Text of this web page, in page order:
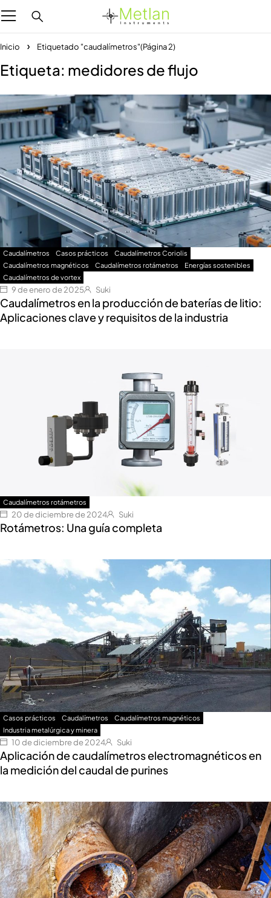
Inicio Etiquetado "caudalímetros"(Página 2)
Etiqueta: medidores de flujo
Caudalímetros Casos prácticos
Caudalímetros Coriolis
Caudalímetros magnéticos
Caudalímetros rotámetros
Energías sostenibles
Caudalímetros de vortex
9 de enero de 2025 Suki
Caudalímetros en la producción de baterías de litio:
Aplicaciones clave y requisitos de la industria
Caudalímetros rotámetros
20 de diciembre de 2024 Suki
Rotámetros: Una guía completa
Casos prácticos Caudalímetros
Caudalímetros magnéticos
Industria metalúrgica y minera
10 de diciembre de 2024 Suki
Aplicación de caudalímetros electromagnéticos en
la medición del caudal de purines